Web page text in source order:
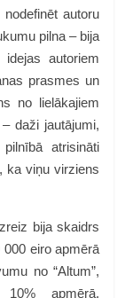
autoru
pilna – bija
autoriem
prasmes un
no lielākajiem
daži jautājumi,
atrisināti
ka viņu virziens
bija skaidrs
eiro apmērā
no “Altum”,
apmērā.